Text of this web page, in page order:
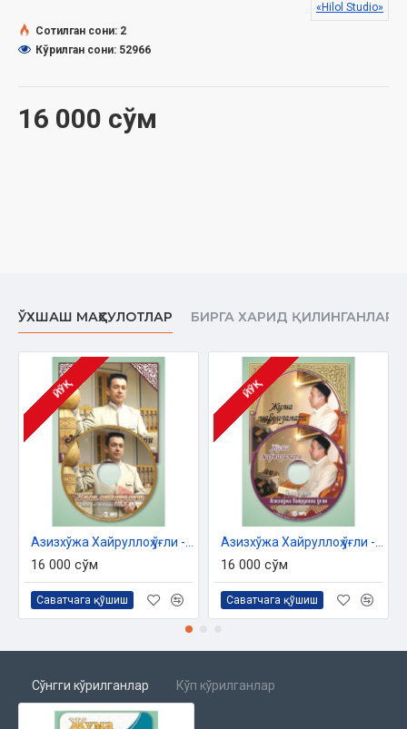
Ҳажми:
16 000 сўм
«Hilol Studio»
Сотилган сони: 2
Кўрилган сони: 52966
ЎХШАШ МАҲСУЛОТЛАР БИРГА ХАРИД ҚИЛИНГАНЛАР
ЙЎҚ
16 000 сўм
Саватчага қўшиш
ЙЎҚ
16 000 сўм
Саватчага қўшиш
Сўнгги кўрилганлар Кўп кўрилганлар